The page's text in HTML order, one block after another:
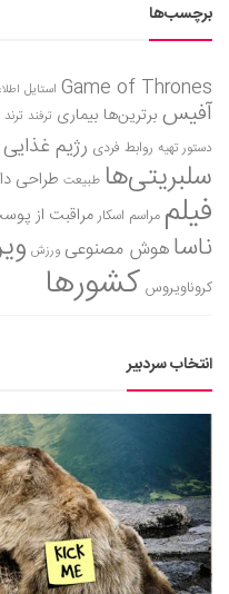
برچسب‌ها
Game of Thrones استایل
آفیس برترین‌ها بیماری ترفند ترند
دستور تهیه روابط فردی رژیم غذایی
سلبریتی‌ها طبیعت طراحی
فیلم مراسم اسکارمراقبت از
ناساهوش مصنوعی ورزش
کروناویروس کشورها
انتخاب سردبیر